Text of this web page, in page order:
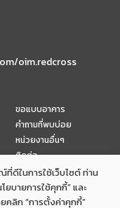
oim.redcross
ขอแบบอาคาร
คำถามที่พบบ่อย
หน่วยงานอื่นๆ
ติดต่อ
ที่ดีในการใช้เว็บไซต์ ท่าน
ยบายการใช้คุกกี้” และ
คลิก “การตั้งค่าคุกกี้”